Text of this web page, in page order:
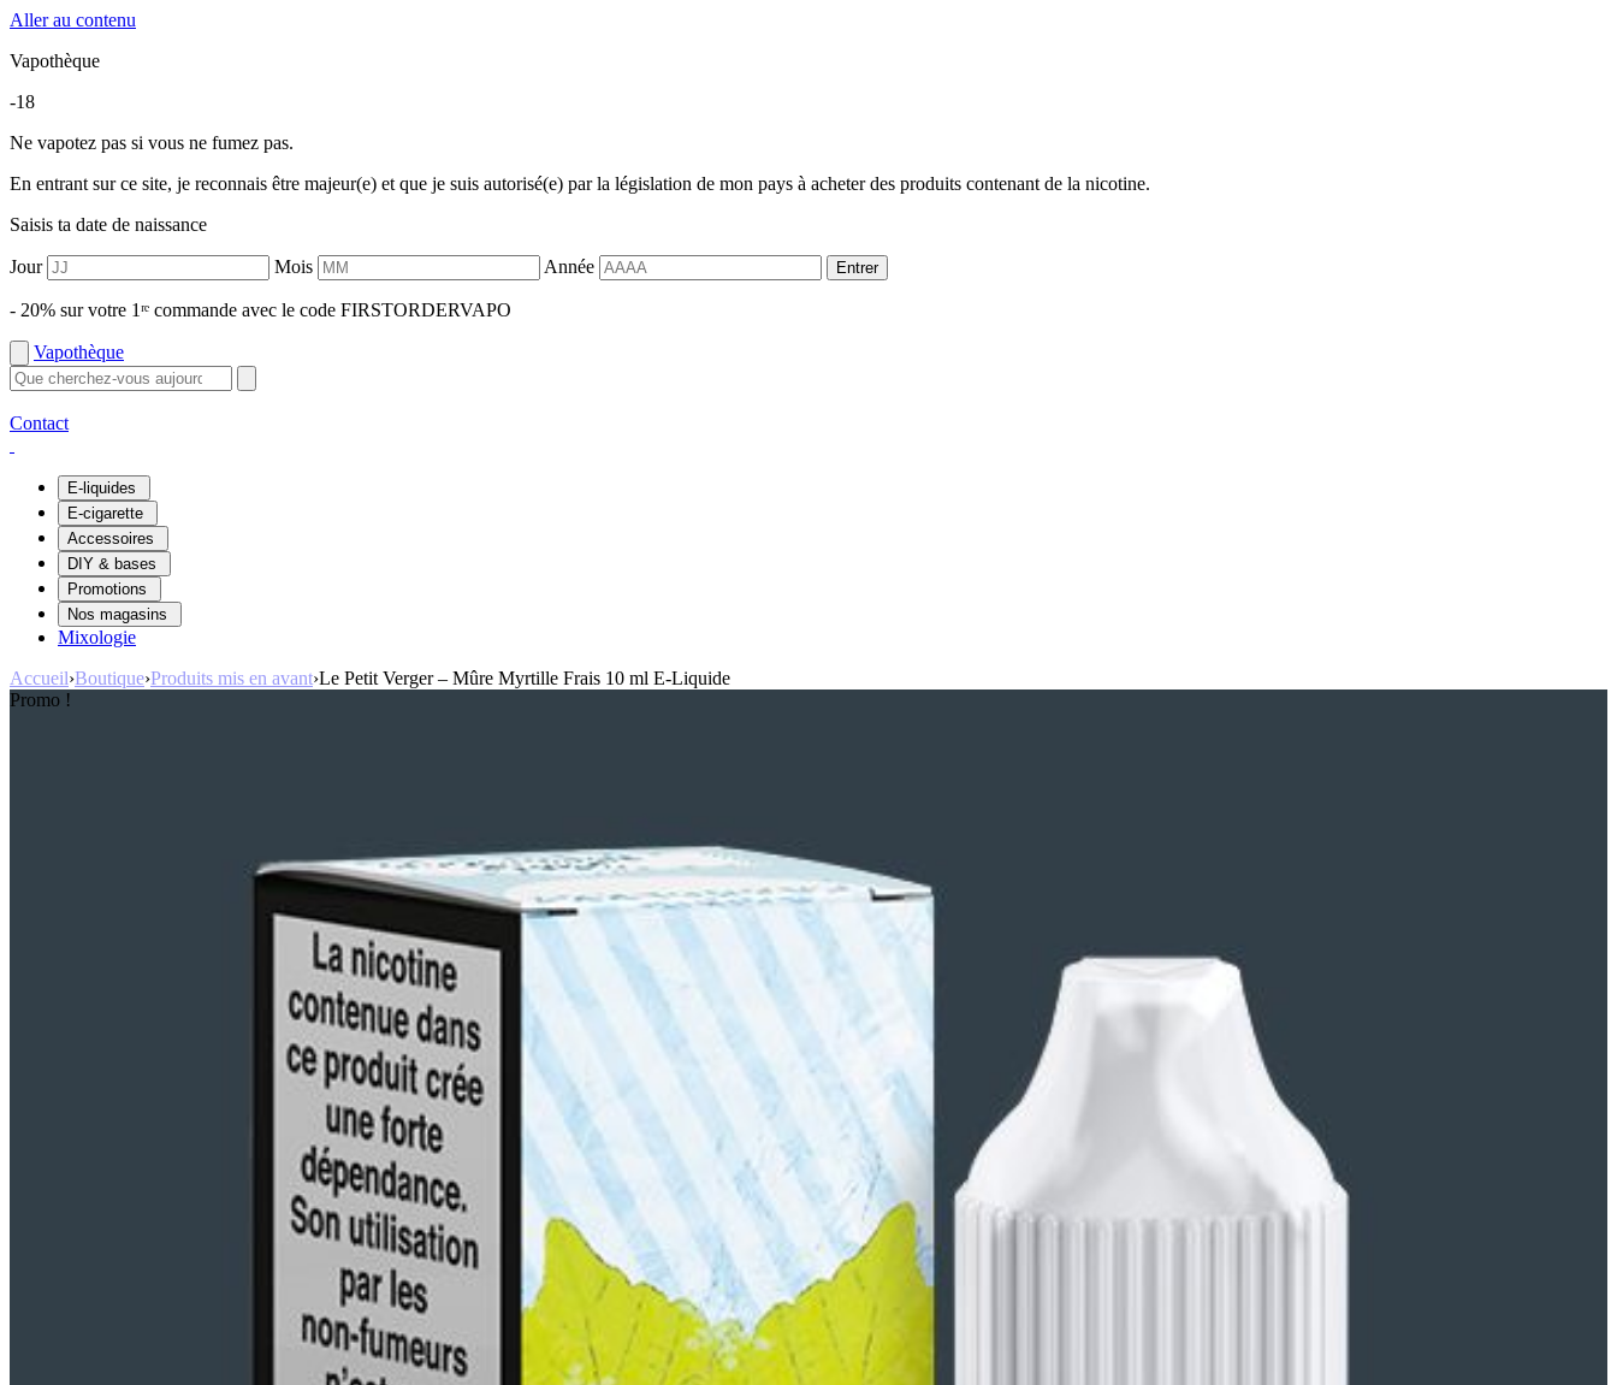
Aller au contenu
Vapothèque
-18
Ne vapotez pas si vous ne fumez pas.
En entrant sur ce site, je reconnais être majeur(e) et que je suis autorisé(e) par la législation de mon pays à acheter des produits contenant de la nicotine.
Saisis ta date de naissance
Jour Mois Année Entrer
- 20% sur votre 1ʳᵉ commande avec le code FIRSTORDERVAPO
Vapothèque
Contact
E-liquides
E-cigarette
Accessoires
DIY & bases
Promotions
Nos magasins
Mixologie
Accueil›Boutique›Produits mis en avant›Le Petit Verger – Mûre Myrtille Frais 10 ml E-Liquide
Promo !